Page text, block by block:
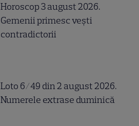
Horoscop 3 august 2026.
Gemenii primesc vești
contradictorii
Loto 6/49 din 2 august 2026.
Numerele extrase duminică